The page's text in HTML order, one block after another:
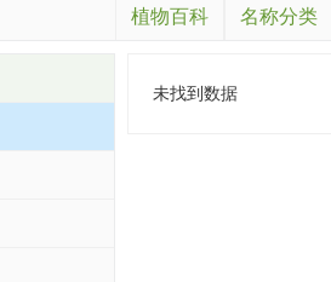
植物百科 名称分类
未找到数据